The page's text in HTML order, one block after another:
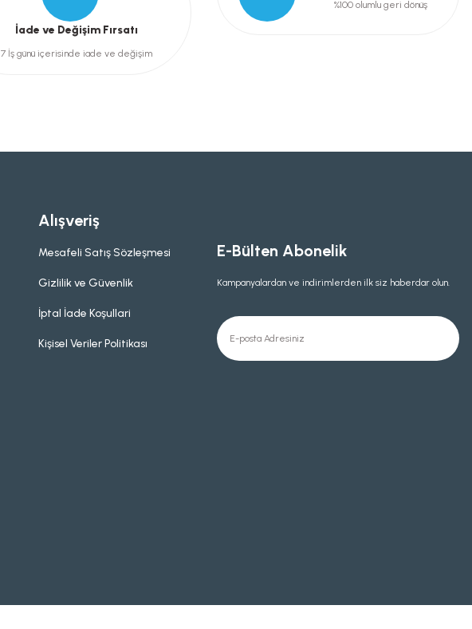
İade ve Değişim Fırsatı
7 İş günü içerisinde iade ve değişim
%100 olumlu geri dönüş
Alışveriş
Mesafeli Satış Sözleşmesi
Gizlilik ve Güvenlik
İptal İade Koşullari
Kişisel Veriler Politikası
E-Bülten Abonelik
Kampanyalardan ve indirimlerden ilk siz haberdar olun.